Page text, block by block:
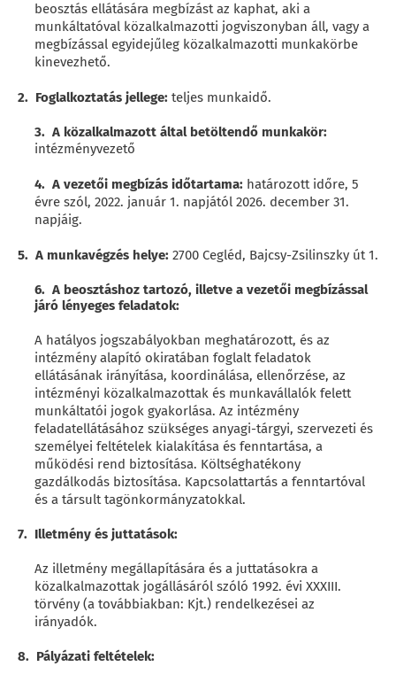
beosztás ellátására megbízást az kaphat, aki a
munkáltatóval közalkalmazotti jogviszonyban áll, vagy a
megbízással egyidejűleg közalkalmazotti munkakörbe
kinevezhető.
2. Foglalkoztatás jellege: teljes munkaidő.
3. A közalkalmazott által betöltendő munkakör:
intézményvezető
4. A vezetői megbízás időtartama: határozott időre, 5
évre szól, 2022. január 1. napjától 2026. december 31.
napjáig.
5. A munkavégzés helye: 2700 Cegléd, Bajcsy-Zsilinszky út 1.
6. A beosztáshoz tartozó, illetve a vezetői megbízással
járó lényeges feladatok:
A hatályos jogszabályokban meghatározott, és az
intézmény alapító okiratában foglalt feladatok
ellátásának irányítása, koordinálása, ellenőrzése, az
intézményi közalkalmazottak és munkavállalók felett
munkáltatói jogok gyakorlása. Az intézmény
feladatellátásához szükséges anyagi-tárgyi, szervezeti és
személyei feltételek kialakítása és fenntartása, a
működési rend biztosítása. Költséghatékony
gazdálkodás biztosítása. Kapcsolattartás a fenntartóval
és a társult tagönkormányzatokkal.
7. Illetmény és juttatások:
Az illetmény megállapítására és a juttatásokra a
közalkalmazottak jogállásáról szóló 1992. évi XXXIII.
törvény (a továbbiakban: Kjt.) rendelkezései az
irányadók.
8. Pályázati feltételek: